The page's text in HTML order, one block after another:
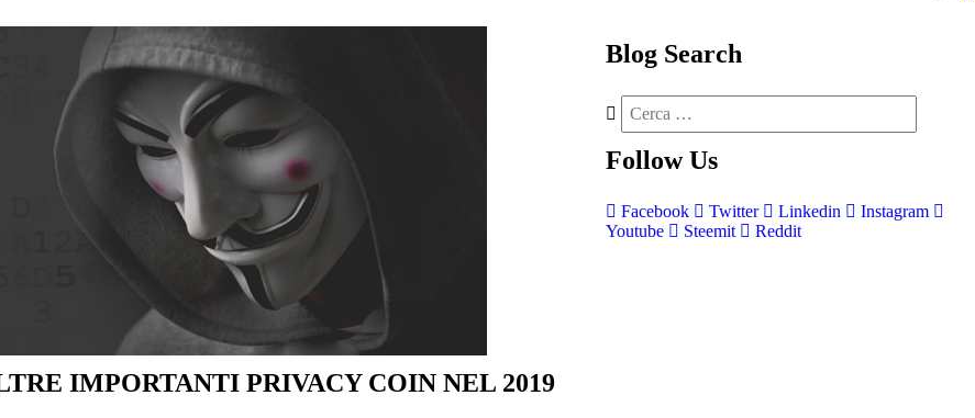
IMPORTANTI PRIVACY COIN NEL 2019
Blog Search
Follow Us
Facebook Twitter Linkedin
Instagram
Youtube
Steemit Reddit